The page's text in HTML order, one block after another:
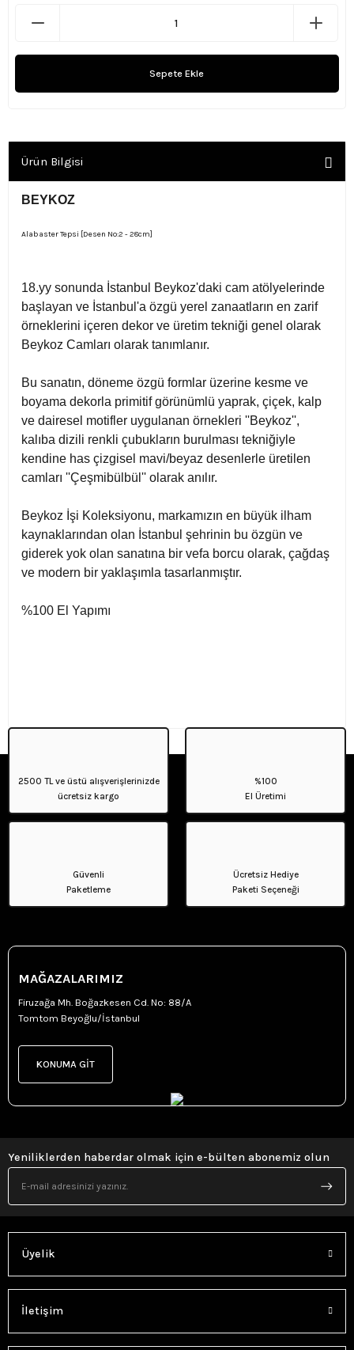
Sepete Ekle
Ürün Bilgisi
BEYKOZ
Alabaster Tepsi [Desen No:2 - 28cm]
18.yy sonunda İstanbul Beykoz'daki cam atölyelerinde
başlayan ve İstanbul'a özgü yerel zanaatların en zarif
örneklerini içeren dekor ve üretim tekniği genel olarak
Beykoz Camları olarak tanımlanır.
Bu sanatın, döneme özgü formlar üzerine kesme ve
boyama dekorla primitif görünümlü yaprak, çiçek, kalp
ve dairesel motifler uygulanan örnekleri ''Beykoz'',
kalıba dizili renkli çubukların burulması tekniğiyle
kendine has çizgisel mavi/beyaz desenlerle üretilen
camları ''Çeşmibülbül'' olarak anılır.
Beykoz İşi Koleksiyonu, markamızın en büyük ilham
kaynaklarından olan İstanbul şehrinin bu özgün ve
giderek yok olan sanatına bir vefa borcu olarak, çağdaş
ve modern bir yaklaşımla tasarlanmıştır.
%100 El Yapımı
2500 TL ve üstü alışverişlerinizde
ücretsiz kargo
%100
El Üretimi
Güvenli
Paketleme
Ücretsiz Hediye
Paketi Seçeneği
MAĞAZALARIMIZ
Firuzağa Mh. Boğazkesen Cd. No: 88/A
Tomtom Beyoğlu/İstanbul
KONUMA GİT
Yeniliklerden haberdar olmak için e-bülten abonemiz olun
Üyelik
İletişim